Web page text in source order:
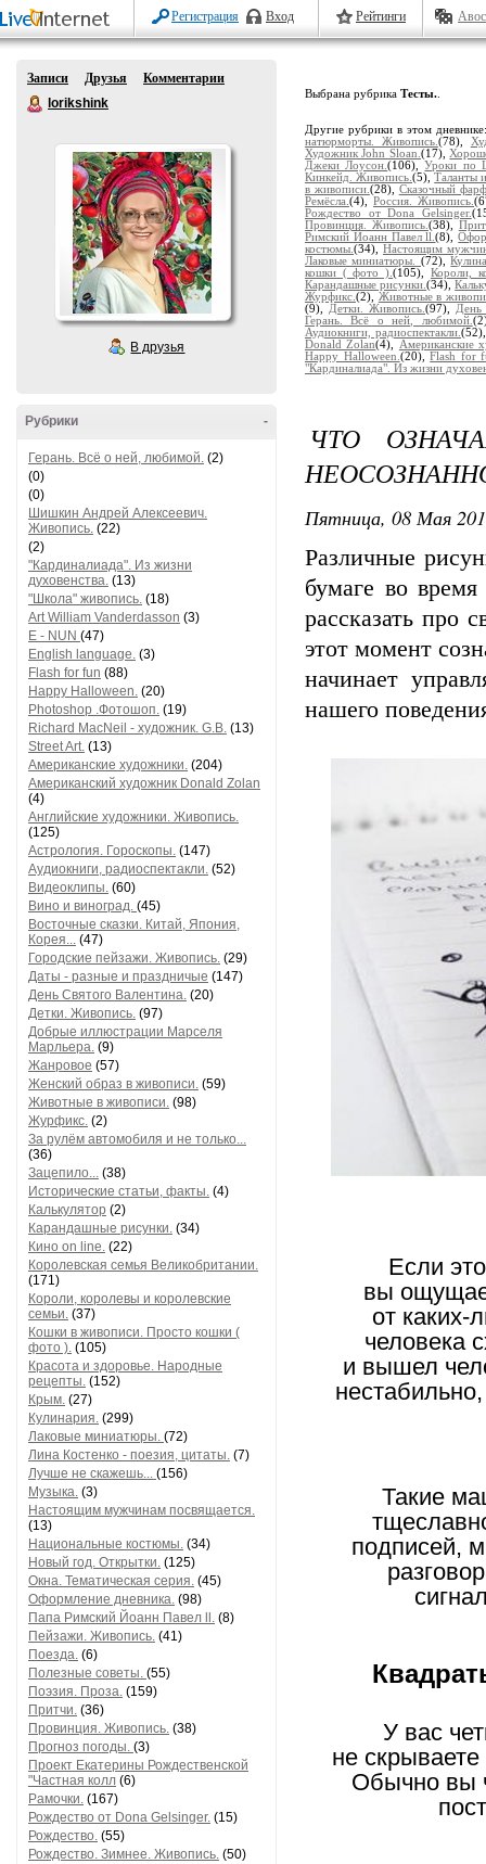
Регистрация Вход Рейтинги
Записи Друзья
Комментарии
lorikshink
В друзья
-
Рубрики
Герань. Всё о ней, любимой. (2)
(0)
(0)
Шишкин Андрей Алексеевич.
Живопись. (22)
(2)
"Кардиналиада". Из жизни
духовенства. (13)
"Школа" живопись. (18)
Art William Vanderdasson (3)
E - NUN (47)
English language. (3)
Flash for fun (88)
Happy Halloween. (20)
Photoshop .Фотошоп. (19)
Richard MacNeil - художник. G.B. (13)
Street Art. (13)
Американские художники. (204)
Американский художник Donald Zolan
(4)
Английские художники. Живопись.
(125)
Астрология. Гороскопы. (147)
Аудиокниги, радиоспектакли. (52)
Видеоклипы. (60)
Вино и виноград. (45)
Восточные сказки. Китай, Япония,
Корея... (47)
Городские пейзажи. Живопись. (29)
Даты - разные и праздничые (147)
День Святого Валентина. (20)
Детки. Живопись. (97)
Добрые иллюстрации Марселя
Марльера. (9)
Жанровое (57)
Женский образ в живописи. (59)
Животные в живописи. (98)
Журфикс. (2)
За рулём автомобиля и не только...
(36)
Зацепило... (38)
Исторические статьи, факты. (4)
Калькулятор (2)
Карандашные рисунки. (34)
Кино on line. (22)
Королевская семья Великобритании.
(171)
Короли, королевы и королевские
семьи. (37)
Кошки в живописи. Просто кошки (
фото ). (105)
Красота и здоровье. Народные
рецепты. (152)
Крым. (27)
Кулинария. (299)
Лаковые миниатюры. (72)
Лина Костенко - поезия, цитаты. (7)
Лучше не скажешь... (156)
Музыка. (3)
Настоящим мужчинам посвящается.
(13)
Национальные костюмы. (34)
Новый год. Открытки. (125)
Окна. Тематическая серия. (45)
Оформление дневника. (98)
Папа Римский Йоанн Павел ll. (8)
Пейзажи. Живопись. (41)
Поезда. (6)
Полезные советы. (55)
Поэзия. Проза. (159)
Притчи. (36)
Провинция. Живопись. (38)
Прогноз погоды. (3)
Проект Екатерины Рождественской
"Частная колл (6)
Рамочки. (167)
Рождество от Dona Gelsinger. (15)
Рождество. (55)
Рождество. Зимнее. Живопись. (50)
Выбрана рубрика Тесты.
Другие рубрики в этом
натюрморты. Живопись. (78),
Художник John Sloan. (17),
Джеки Лоусон.(106),Уроки по
Кинкейд. Живопись.(5),Таланты
в живописи. (28), Сказочный
Ремёсла. (4), Россия. Живопись.
Рождество от Dona Gelsinger.
Провинция. Живопись. (38),
Римский Йоанн Павел ll.(8),
костюмы. (34), Настоящим
Лаковые миниатюры. (72),
кошки ( фото ).(105), Короли,
Карандашные рисунки.(34),
Журфикс. (2), Животные в
(9), Детки. Живопись. (97), День
Герань. Всё о ней, любимой.
Аудиокниги, радиоспектакли.
Donald Zolan(4),
Американские
Happy Halloween. (20),Flash for
"Кардиналиада". Из жизни
ЧТО
Пятница, 08 Мая
Различные
бумаге во время
рассказать про
этот момент
начинает
нашего
Если
вы
от каких-
человека
и вышел
Такие
подписей,
У вас
не
Обычно вы